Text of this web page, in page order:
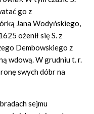
go z
Jana Wodyńskiego,
ożenił się S. z
Dembowskiego z
wdową. W grudniu t. r.
swych dóbr na
sejmu